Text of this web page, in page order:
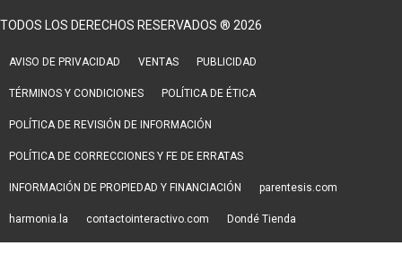
TODOS LOS DERECHOS RESERVADOS ® 2026
AVISO DE PRIVACIDAD VENTAS PUBLICIDAD
TÉRMINOS Y CONDICIONES POLÍTICA DE ÉTICA
POLÍTICA DE REVISIÓN DE INFORMACIÓN
POLÍTICA DE CORRECCIONES Y FE DE ERRATAS
INFORMACIÓN DE PROPIEDAD Y FINANCIACIÓN parentesis.com
harmonia.la contactointeractivo.com Dondé Tienda